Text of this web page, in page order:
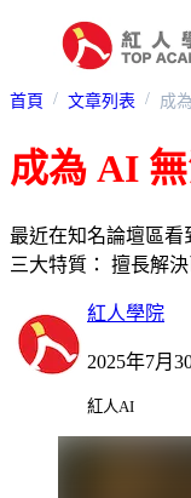
首頁 文章列表 成
成為 AI
最近在知名論壇區
三大特質： 擅長解
紅人學院
2025年7月
紅人AI